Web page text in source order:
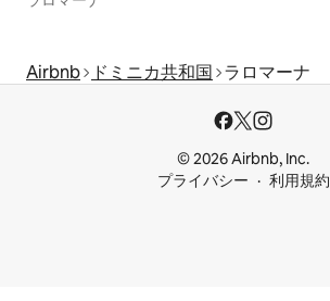
Airbnb ドミニカ共和国 ラロマーナ
© 2026 Airbnb, Inc.
プライバシー
利用規約